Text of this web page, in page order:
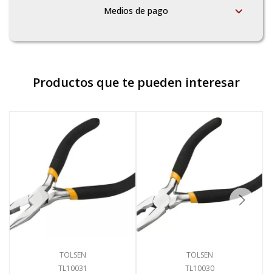
Medios de pago
Productos que te pueden interesar
TOLSEN
TL10031
TOLSEN
TL10030